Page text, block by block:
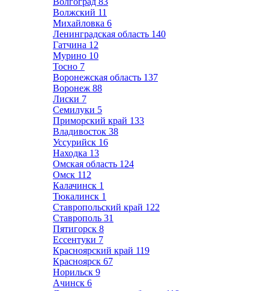
Волжский 11
Михайловка 6
Ленинградская область 140
Гатчина 12
Мурино 10
Тосно 7
Воронежская область 137
Воронеж 88
Лиски 7
Семилуки 5
Приморский край 133
Владивосток 38
Уссурийск 16
Находка 13
Омская область 124
Омск 112
Калачинск 1
Тюкалинск 1
Ставропольский край 122
Ставрополь 31
Пятигорск 8
Ессентуки 7
Красноярский край 119
Красноярск 67
Норильск 9
Ачинск 6